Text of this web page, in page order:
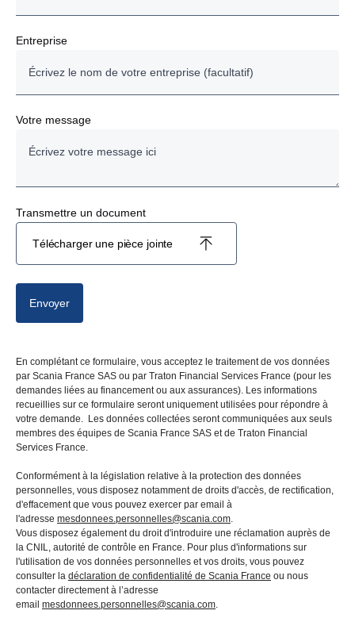
Entreprise
Votre message
Transmettre un document
Télécharger une pièce jointe
Envoyer
En complétant ce formulaire, vous acceptez le traitement de vos données
par Scania France SAS ou par Traton Financial Services France (pour les
demandes liées au financement ou aux assurances). Les informations
recueillies sur ce formulaire seront uniquement utilisées pour répondre à
votre demande. Les données collectées seront communiquées aux seuls
membres des équipes de Scania France SAS et de Traton Financial
Services France.
Conformément à la législation relative à la protection des données
personnelles, vous disposez notamment de droits d'accès, de rectification,
d'effacement que vous pouvez exercer par email à
l'adresse mesdonnees.personnelles@scania.com
Vous disposez également du droit d'introduire une réclamation auprès de
la CNIL, autorité de contrôle en France. Pour plus d'informations sur
l'utilisation de vos données personnelles et vos droits, vous pouvez
consulter la déclaration de confidentialité de Scania France ou nous
contacter directement à l’adresse
email mesdonnees.personnelles@scania.com